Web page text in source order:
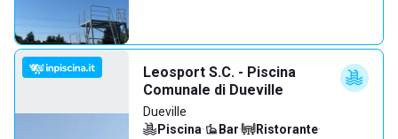
Leosport S.C. - Piscina
Comunale di Dueville
Dueville
Piscina· Bar· Ristorante·